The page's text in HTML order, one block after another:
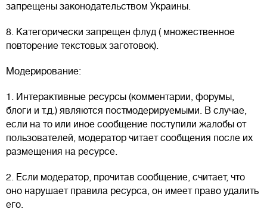
запрещены законодательством Украины.
8. Категорически запрещен флуд ( множественное
повторение текстовых заготовок).
Модеpирование:
1. Интерактивные ресурсы (комментарии, форумы,
блоги и т.д.) являются постмодерируемыми. В случае,
если на то или иное сообщение поступили жалобы от
пользователей, модератор читает сообщения после их
размещения на ресурсе.
2. Если модератор, прочитав сообщение, считает, что
оно нарушает правила ресурса, он имеет право удалить
его.